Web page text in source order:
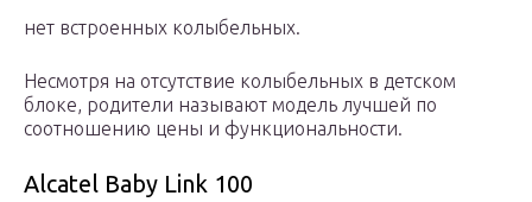
нет встроенных колыбельных.
Несмотря на отсутствие колыбельных в детском
блоке, родители называют модель лучшей по
соотношению цены и функциональности.
Alcatel Baby Link 100